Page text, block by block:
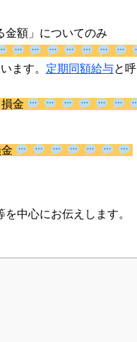
金額」についてのみ
っています。定期同額給
損金
中心にお伝えします。